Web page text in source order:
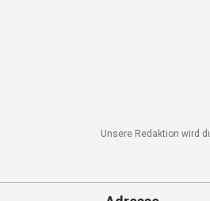
Unsere Redaktion wird
Adresse